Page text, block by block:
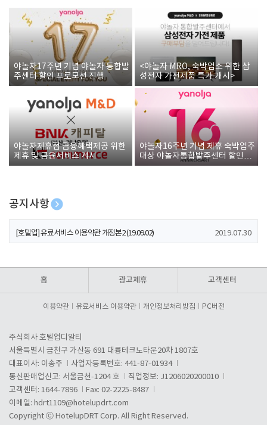
야놀자17주년 기념 야놀자 통합발
주센터 할인 프로모션 진행
<야놀자 MRO, 숙박업소 위한 삼
성전자 가전제품 특가 개시>
야놀자제휴점 금융혜택제공 위한
제휴 및 금융서비스 게시
야놀자16주년 기념 제휴 숙박업주
대상 야놀자통합발주센터 할인쿠
폰 증정
공지사항
[호텔업] 개인정보 처리방침 개정본1 (19.09.02)
[호텔업] 유료서비스 이용약관 개정본2 (19.09.02) 2019.07.30
홈 광고제휴 고객센터
이용약관 유료서비스 이용약관 개인정보처리방침 PC버전
주식회사 호텔업디알티
서울특별시 금천구 가산동 691 대륭테크노타운20차 1807호
대표이사: 이송주
사업자등록번호: 441-87-01934
통신판매업신고: 서울금천-1204 호
직업정보: J1206020200010
고객센터: 1644-7896
Fax: 02-2225-8487
이메일: hdrt1109@hotelupdrt.com
Copyright ⓒ HotelupDRT Corp. All Right Reserved.